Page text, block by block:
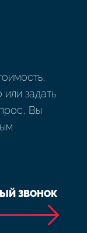
или задать
Вы
ЗВОНОК